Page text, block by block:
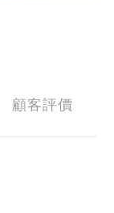
顧客評價